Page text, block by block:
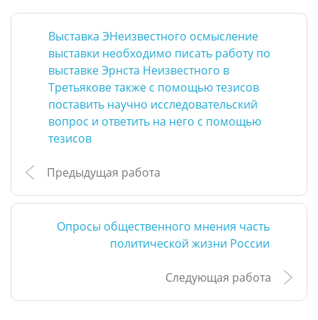
Выставка ЭНеизвестного осмысление
выставки необходимо писать работу по
выставке Эрнста Неизвестного в
Третьякове также с помощью тезисов
поставить научно исследовательский
вопрос и ответить на него с помощью
тезисов
Предыдущая работа
Опросы общественного мнения часть
политической жизни России
Следующая работа